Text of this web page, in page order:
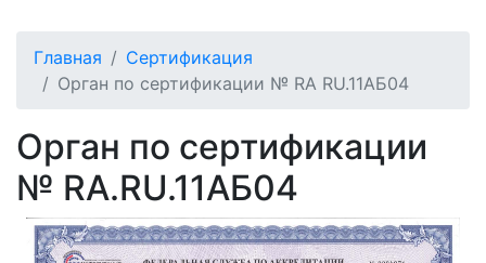
Главная
Сертификация
Орган по сертификации № RA RU.11АБ04
Орган по сертификации
№ RA.RU.11АБ04